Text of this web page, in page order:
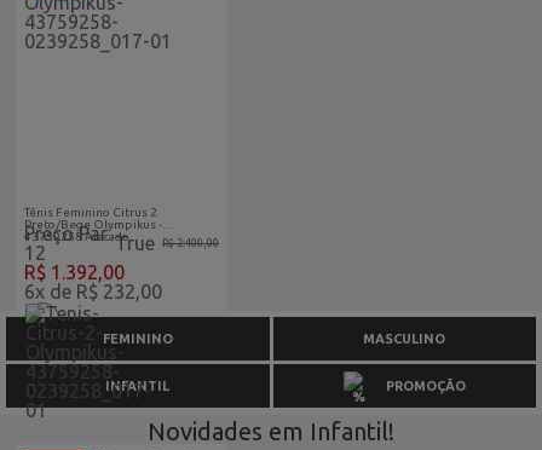
Tênis Feminino Citrus 2
Preto/Bege Olympikus -
43759258 Atacado
Preço Par
12
True R$ 2.400,00
R$ 1.392,00
6x de R$ 232,00
FEMININO MASCULINO
INFANTIL PROMOÇÃO
Novidades em Infantil!